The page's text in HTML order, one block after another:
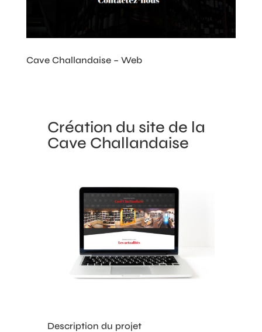
Cave Challandaise – Web
Création du site de la
Cave Challandaise
Description du projet